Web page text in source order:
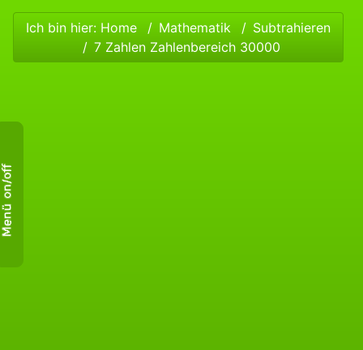
Ich bin hier: Home Mathematik
Subtrahieren
7 Zahlen Zahlenbereich 30000